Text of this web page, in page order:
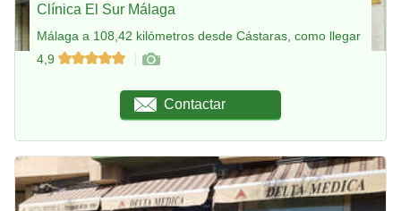
Clínica El Sur Málaga
Málaga a 108,42 kilómetros desde Cástaras, como llegar
4,9
Contactar